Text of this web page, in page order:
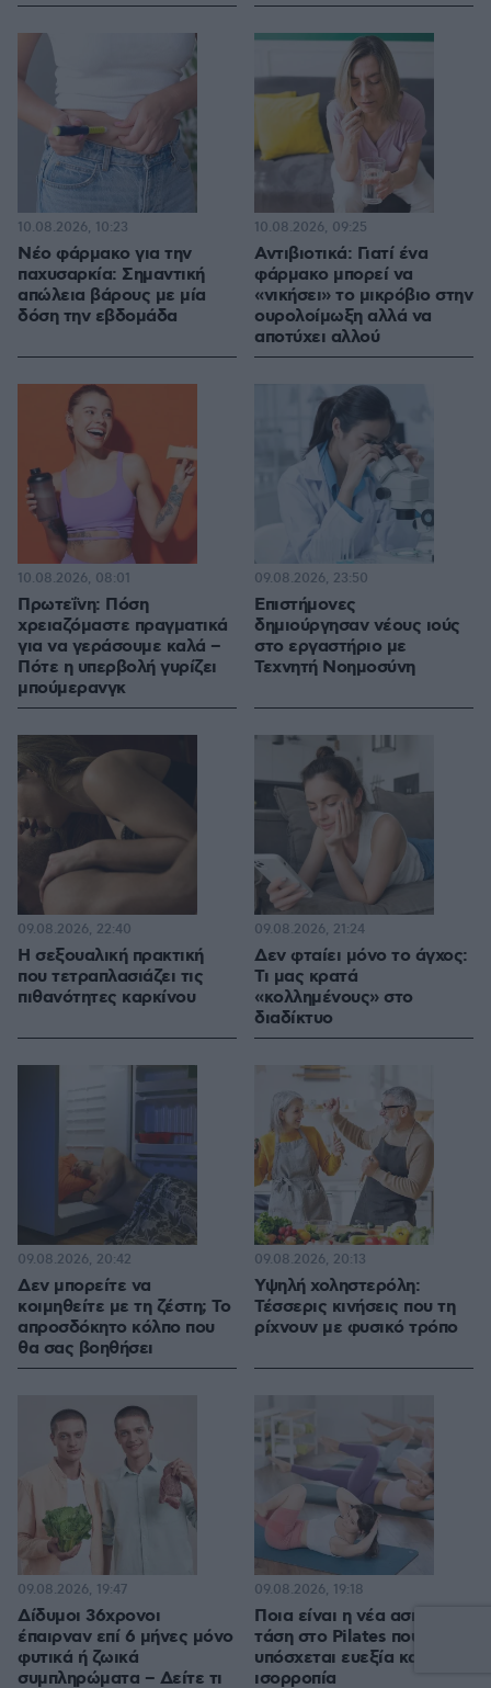
Νέο φάρμακο για την
παχυσαρκία: Σημαντική
απώλεια βάρους με μία
δόση την εβδομάδα
10.08.2026, 10:23
Αντιβιοτικά: Γιατί ένα
φάρμακο μπορεί να
«νικήσει» το μικρόβιο στην
ουρολοίμωξη αλλά να
αποτύχει αλλού
10.08.2026, 09:25
Πρωτεΐνη: Πόση
χρειαζόμαστε πραγματικά
για να γεράσουμε καλά –
Πότε η υπερβολή γυρίζει
μπούμερανγκ
10.08.2026, 08:01
Επιστήμονες
δημιούργησαν νέους ιούς
στο εργαστήριο με
Τεχνητή Νοημοσύνη
09.08.2026, 23:50
H σεξουαλική πρακτική
που τετραπλασιάζει τις
πιθανότητες καρκίνου
09.08.2026, 22:40
Δεν φταίει μόνο το άγχος:
Τι μας κρατά
«κολλημένους» στο
διαδίκτυο
09.08.2026, 21:24
Δεν μπορείτε να
κοιμηθείτε με τη ζέστη; Το
απροσδόκητο κόλπο που
θα σας βοηθήσει
09.08.2026, 20:42
Υψηλή χοληστερόλη:
Τέσσερις κινήσεις που τη
ρίχνουν με φυσικό τρόπο
09.08.2026, 20:13
Δίδυμοι 36χρονοι
έπαιρναν επί 6 μήνες μόνο
φυτικά ή ζωικά
συμπληρώματα – Δείτε τι
09.08.2026, 19:47
Ποια είναι η νέα ασιατική
τάση στο Pilates που
υπόσχεται ευεξία και
ισορροπία
09.08.2026, 19:18